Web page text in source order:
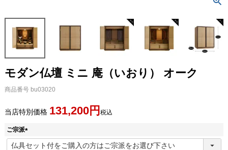
モダン仏壇 ミニ 庵（いおり） オーク
商品番号 bu03020
当店特別価格 131,200 税込
ご宗派
(